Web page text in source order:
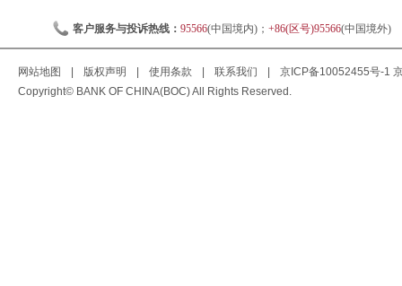
客户服务与投诉热线： 95566(中国境内)； +86(区号)95566(中国境外)
网站地图 版权声明 使用条款 联系我们 京ICP备10052455号-1
Copyright© BANK OF CHINA(BOC) All Rights Reserved.